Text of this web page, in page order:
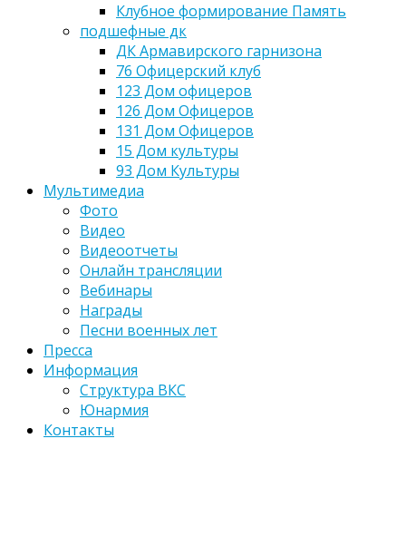
Клубное формирование Память
подшефные дк
ДК Армавирского гарнизона
76 Офицерский клуб
123 Дом офицеров
126 Дом Офицеров
131 Дом Офицеров
15 Дом культуры
93 Дом Культуры
Мультимедиа
Фото
Видео
Видеоотчеты
Онлайн трансляции
Вебинары
Награды
Песни военных лет
Пресса
Информация
Структура ВКС
Юнармия
Контакты